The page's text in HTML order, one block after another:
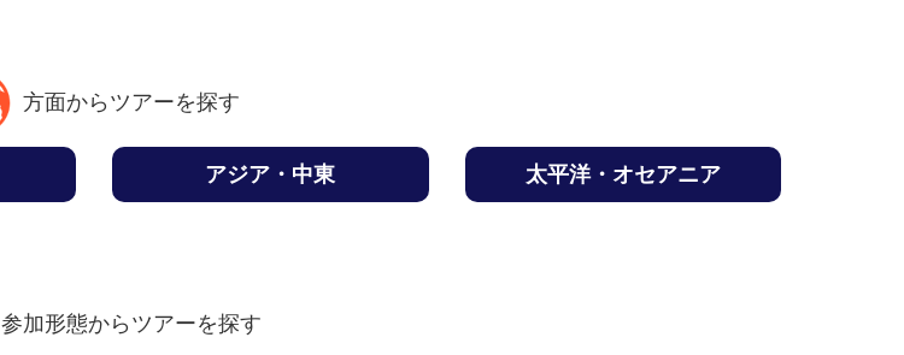
方面からツアーを探す
アジア・中東 太平洋・オセアニア
参加形態からツアーを探す